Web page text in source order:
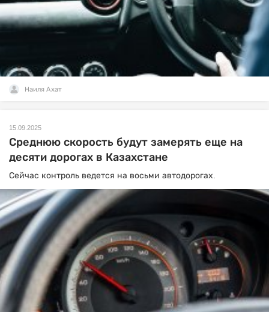
Наиля Ахат
15.09.2025
Среднюю скорость будут замерять еще на
десяти дорогах в Казахстане
Сейчас контроль ведется на восьми автодорогах.